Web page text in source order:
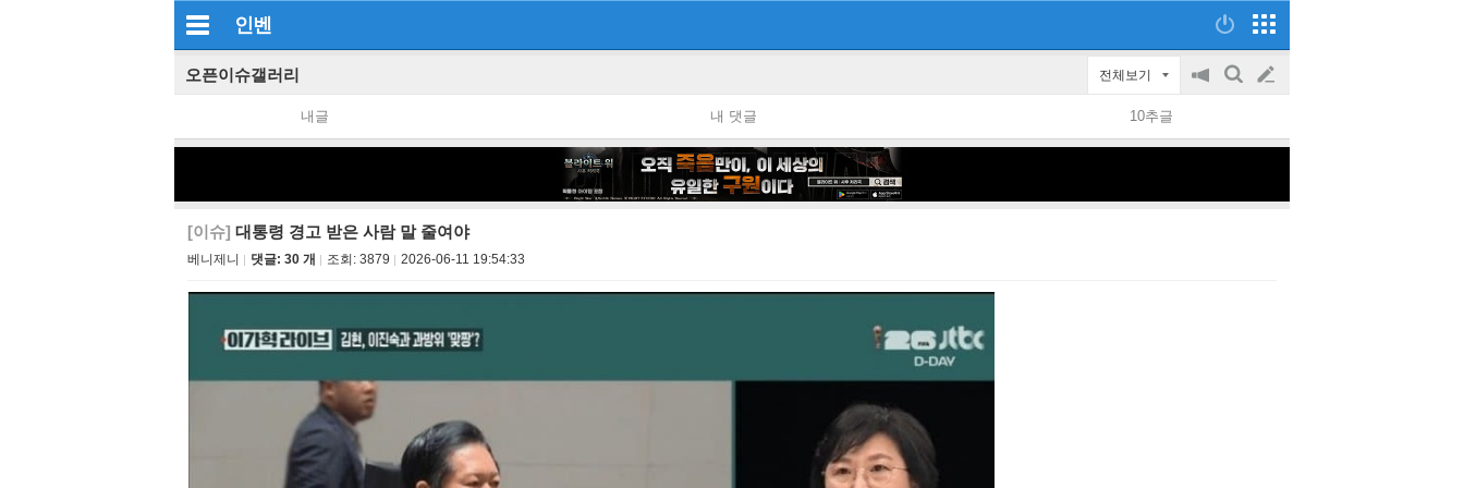
인벤
오픈이슈갤러리 전체보기
공
on/off
검
글
쓰
내글 내 댓글 10추글
[이슈] 대통령 경고 받은 사람 말 줄여야
베니제니 댓글: 30 개 조회: 3879 2026-06-11 19:54:33